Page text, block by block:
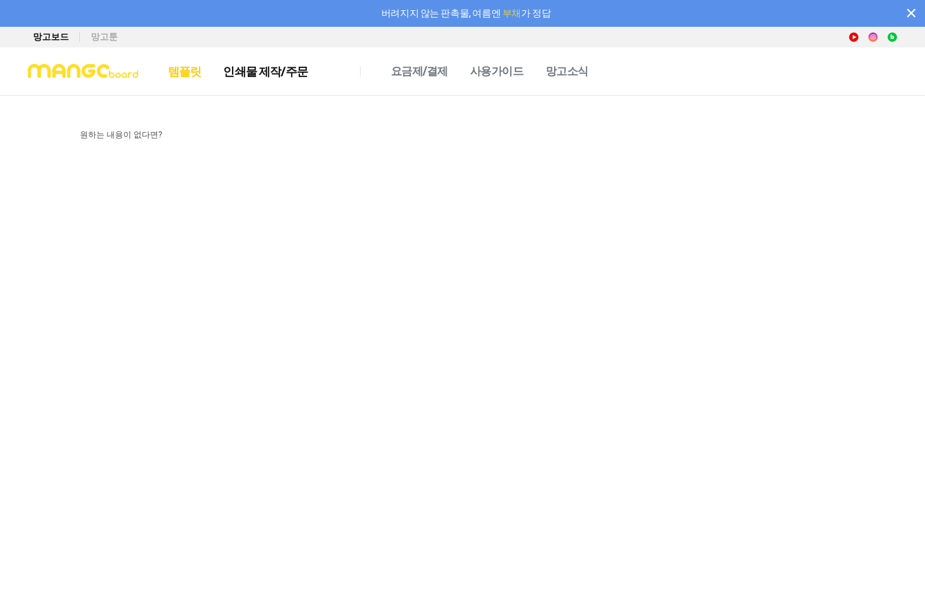
버려지지 않는 판촉물, 여름엔 부채가 정답
망고보드 망고툰
템플릿 인쇄물 제작/주문 요금제/결제 사용가이드 망고소식
원하는 내용이 없다면?